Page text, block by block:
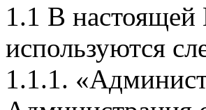
1.1 В настоящей
используются
1.1.1.